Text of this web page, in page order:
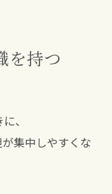
を持つ
、
集中しやすくな